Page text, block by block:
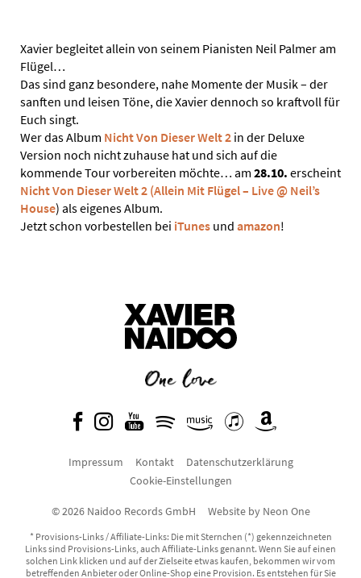
Xavier begleitet allein von seinem Pianisten Neil Palmer am
Flügel…
Das sind ganz besondere, nahe Momente der Musik – der
sanften und leisen Töne, die Xavier dennoch so kraftvoll für
Euch singt.
Wer das Album Nicht Von Dieser Welt 2 in der Deluxe
Version noch nicht zuhause hat und sich auf die
kommende Tour vorbereiten möchte… am 28.10. erscheint
Nicht Von Dieser Welt 2 (Allein Mit Flügel – Live @ Neil’s
House) als eigenes Album.
Jetzt schon vorbestellen bei iTunes und amazon!
Impressum Kontakt
Datenschutzerklärung
Cookie-Einstellungen
© 2026 Naidoo Records GmbH Website by Neon One
* Provisions-Links / Affiliate-Links: Die mit Sternchen (*) gekennzeichneten
Links sind Provisions-Links, auch Affiliate-Links genannt. Wenn Sie auf einen
solchen Link klicken und auf der Zielseite etwas kaufen, bekommen wir vom
betreffenden Anbieter oder Online-Shop eine Provision. Es entstehen für Sie